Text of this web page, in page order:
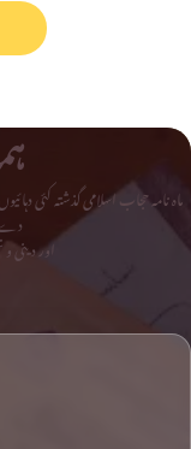
ماہ نامہ حجاب اسلامی گذشتہ کئی
دے
اور دینی